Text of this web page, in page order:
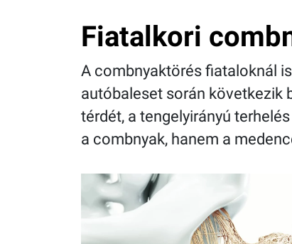
Fiatalkori
A combnyaktörés fiataloknál
autóbaleset során következik
térdét, a tengelyirányú
a combnyak, hanem a